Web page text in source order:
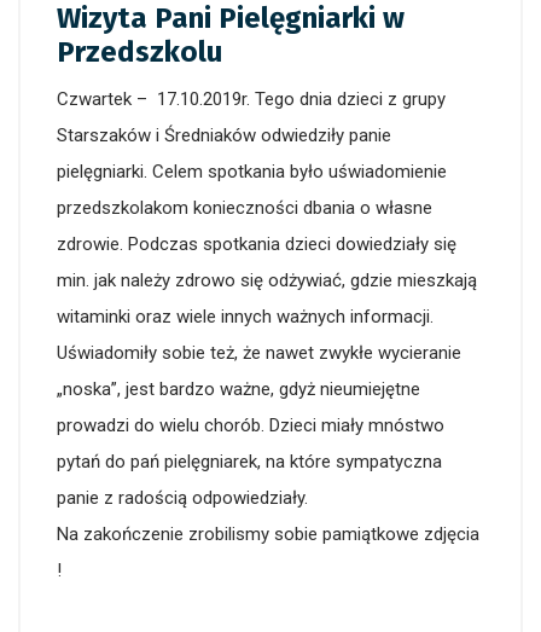
Wizyta Pani Pielęgniarki w
Przedszkolu
Czwartek – 17.10.2019r. Tego dnia dzieci z grupy
Starszaków i Średniaków odwiedziły panie
pielęgniarki. Celem spotkania było uświadomienie
przedszkolakom konieczności dbania o własne
zdrowie. Podczas spotkania dzieci dowiedziały się
min. jak należy zdrowo się odżywiać, gdzie mieszkają
witaminki oraz wiele innych ważnych informacji.
Uświadomiły sobie też, że nawet zwykłe wycieranie
„noska”, jest bardzo ważne, gdyż nieumiejętne
prowadzi do wielu chorób. Dzieci miały mnóstwo
pytań do pań pielęgniarek, na które sympatyczna
panie z radością odpowiedziały.
Na zakończenie zrobilismy sobie pamiątkowe zdjęcia
!